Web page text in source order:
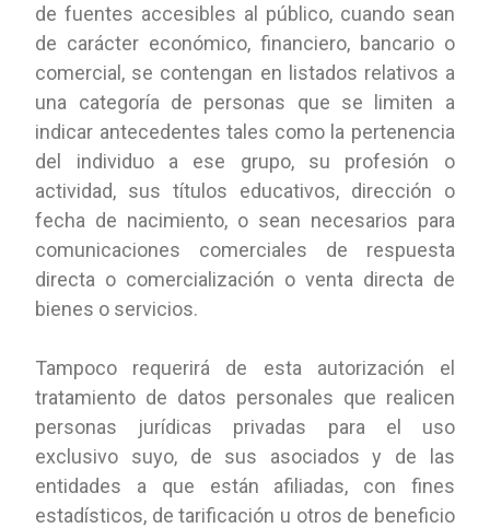
de fuentes accesibles al público, cuando sean
de carácter económico, financiero, bancario o
comercial, se contengan en listados relativos a
una categoría de personas que se limiten a
indicar antecedentes tales como la pertenencia
del individuo a ese grupo, su profesión o
actividad, sus títulos educativos, dirección o
fecha de nacimiento, o sean necesarios para
comunicaciones comerciales de respuesta
directa o comercialización o venta directa de
bienes o servicios.
Tampoco requerirá de esta autorización el
tratamiento de datos personales que realicen
personas jurídicas privadas para el uso
exclusivo suyo, de sus asociados y de las
entidades a que están afiliadas, con fines
estadísticos, de tarificación u otros de beneficio